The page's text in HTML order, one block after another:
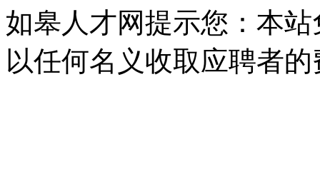
如皋人才网提示您：本
以任何名义收取应聘者